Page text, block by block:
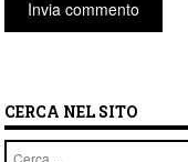
CERCA NEL SITO
Cerca